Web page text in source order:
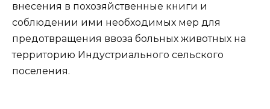
внесения в похозяйственные книги и
соблюдении ими необходимых мер для
предотвращения ввоза больных животных на
территорию Индустриального сельского
поселения.